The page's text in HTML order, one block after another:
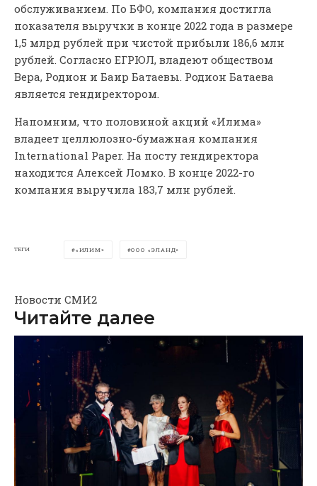
обслуживанием. По БФО, компания достигла
показателя выручки в конце 2022 года в размере
1,5 млрд рублей при чистой прибыли 186,6 млн
рублей. Согласно ЕГРЮЛ, владеют обществом
Вера, Родион и Баир Батаевы. Родион Батаева
является гендиректором.
Напомним, что половиной акций «Илима»
владеет целлюлозно-бумажная компания
International Paper. На посту гендиректора
находится Алексей Ломко. В конце 2022-го
компания выручила 183,7 млн рублей.
ТЕГИ «ИЛИМ» ООО «ЭЛАНД»
Новости СМИ2
Читайте далее